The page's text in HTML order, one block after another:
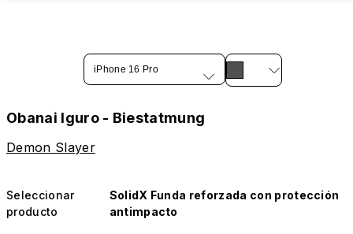
iPhone 16 Pro
Obanai Iguro - Biestatmung
Demon Slayer
Seleccionar
producto
SolidX Funda reforzada con protección
antimpacto